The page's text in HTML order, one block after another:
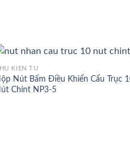
KIỆN TỦ
Nút Bấm Điều Khiển Cẩu Trục
Chint NP3-5